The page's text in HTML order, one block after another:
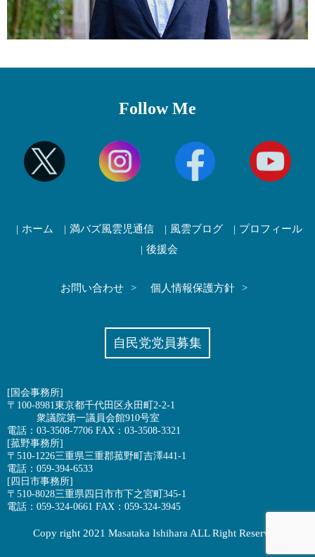
Follow Me
ホーム 満バズ風雲児通信 風雲ブログ
プロフィール
後援会
お問い合わせ 個人情報保護方針
自民党党員募集
[国会事務所]
〒100-8981東京都千代田区永田町2-2-1
衆議院第一議員会館910号室
電話：03-3508-7706 FAX：03-3508-3321
[菰野事務所]
〒510-1226三重県三重郡菰野町吉澤441-1
電話：059-394-6533
[四日市事務所]
〒510-8028三重県四日市市下之宮町345-1
電話：059-324-0661 FAX：059-324-3945
Copy right 2021 Masataka Ishihara ALL Right Reserved.